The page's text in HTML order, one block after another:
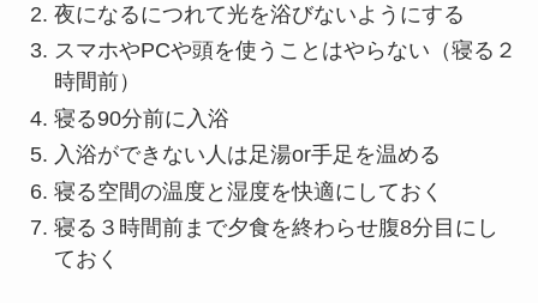
夜になるにつれて光を浴びないようにする
スマホやPCや頭を使うことはやらない（寝る２
時間前）
寝る90分前に入浴
入浴ができない人は足湯or手足を温める
寝る空間の温度と湿度を快適にしておく
寝る３時間前まで夕食を終わらせ腹8分目にし
ておく